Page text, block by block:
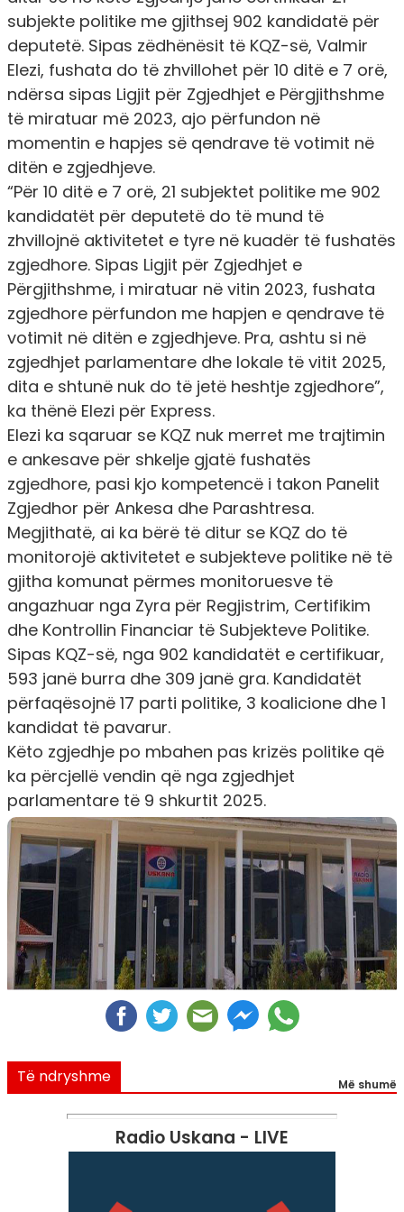
subjekte politike me gjithsej 902 kandidatë për
deputetë. Sipas zëdhënësit të KQZ-së, Valmir
Elezi, fushata do të zhvillohet për 10 ditë e 7 orë,
ndërsa sipas Ligjit për Zgjedhjet e Përgjithshme
të miratuar më 2023, ajo përfundon në
momentin e hapjes së qendrave të votimit në
ditën e zgjedhjeve.
“Për 10 ditë e 7 orë, 21 subjektet politike me 902
kandidatët për deputetë do të mund të
zhvillojnë aktivitetet e tyre në kuadër të fushatës
zgjedhore. Sipas Ligjit për Zgjedhjet e
Përgjithshme, i miratuar në vitin 2023, fushata
zgjedhore përfundon me hapjen e qendrave të
votimit në ditën e zgjedhjeve. Pra, ashtu si në
zgjedhjet parlamentare dhe lokale të vitit 2025,
dita e shtunë nuk do të jetë heshtje zgjedhore”,
ka thënë Elezi për Express.
Elezi ka sqaruar se KQZ nuk merret me trajtimin
e ankesave për shkelje gjatë fushatës
zgjedhore, pasi kjo kompetencë i takon Panelit
Zgjedhor për Ankesa dhe Parashtresa.
Megjithatë, ai ka bërë të ditur se KQZ do të
monitorojë aktivitetet e subjekteve politike në të
gjitha komunat përmes monitoruesve të
angazhuar nga Zyra për Regjistrim, Certifikim
dhe Kontrollin Financiar të Subjekteve Politike.
Sipas KQZ-së, nga 902 kandidatët e certifikuar,
593 janë burra dhe 309 janë gra. Kandidatët
përfaqësojnë 17 parti politike, 3 koalicione dhe 1
kandidat të pavarur.
Këto zgjedhje po mbahen pas krizës politike që
ka përcjellë vendin që nga zgjedhjet
parlamentare të 9 shkurtit 2025.
Të ndryshme Më shumë
Radio Uskana - LIVE